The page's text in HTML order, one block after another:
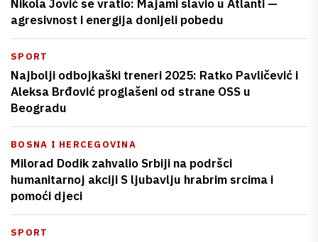
Nikola Jović se vratio: Majami slavio u Atlanti —
agresivnost i energija donijeli pobedu
SPORT
Najbolji odbojkaški treneri 2025: Ratko Pavličević i
Aleksa Brđović proglašeni od strane OSS u
Beogradu
BOSNA I HERCEGOVINA
Milorad Dodik zahvalio Srbiji na podršci
humanitarnoj akciji S ljubavlju hrabrim srcima i
pomoći djeci
SPORT